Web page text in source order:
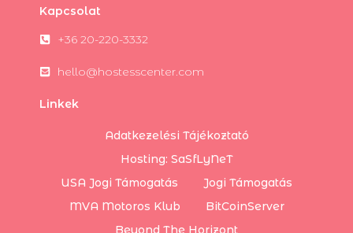
Kapcsolat
+36 20-220-3332
hello@hostesscenter.com
Linkek
Adatkezelési Tájékoztató
Hosting: SaSfLyNeT
USA Jogi Támogatás
Jogi Támogatás
MVA Motoros Klub
BitCoinServer
Beyond The Horizont